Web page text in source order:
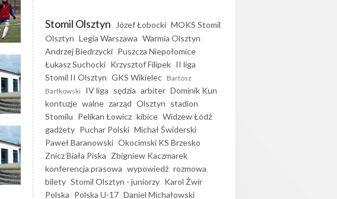
Stomil Olsztyn Józef Łobocki MOKS Stomil
Olsztyn Legia Warszawa Warmia Olsztyn
Andrzej Biedrzycki Puszcza Niepołomice
Łukasz Suchocki Krzysztof Filipek II liga
Stomil II Olsztyn GKS Wikielec Bartosz
Bartkowski IV liga sędzia arbiter Dominik Kun
kontuzje walne zarząd Olsztyn stadion
Stomilu Pelikan Łowicz kibice Widzew Łódź
gadżety Puchar Polski Michał Świderski
Paweł Baranowski Okocimski KS Brzesko
Znicz Biała Piska Zbigniew Kaczmarek
konferencja prasowa wypowiedź rozmowa
bilety Stomil Olsztyn - juniorzy Karol Żwir
Polska Polska U-17 Daniel Michałowski